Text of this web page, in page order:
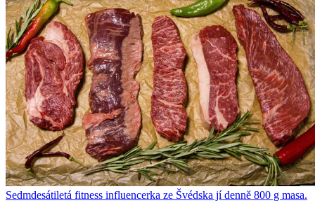
Sedmdesátiletá fitness influencerka ze Švédska jí denně 800 g masa.